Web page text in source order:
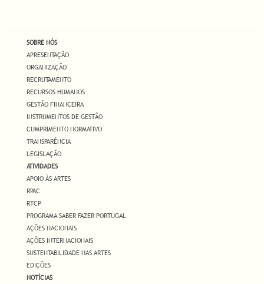
SOBRE NÓS
APRESENTAÇÃO
ORGANIZAÇÃO
RECRUTAMENTO
RECURSOS HUMANOS
GESTÃO FINANCEIRA
INSTRUMENTOS DE GESTÃO
CUMPRIMENTO NORMATIVO
TRANSPARÊNCIA
LEGISLAÇÃO
ATIVIDADES
APOIO ÀS ARTES
RPAC
RTCP
PROGRAMA SABER FAZER PORTUGAL
AÇÕES NACIONAIS
AÇÕES INTERNACIONAIS
SUSTENTABILIDADE NAS ARTES
EDIÇÕES
NOTÍCIAS